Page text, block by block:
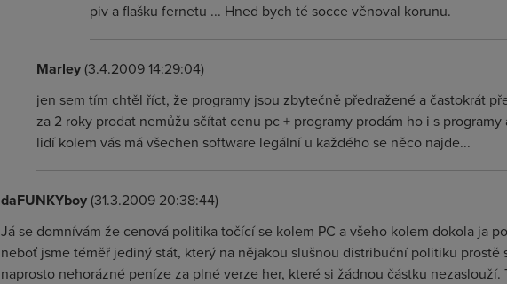
piv a flašku fernetu ... Hned bych té socce věnoval korunu.
Marley(3.4.2009 14:29:04)
jen sem tím chtěl říct, že programy jsou zbytečně předražené a častokrát
za 2 roky prodat nemůžu sčítat cenu pc + programy prodám ho i s
lidí kolem vás má všechen software legální u každého se něco najde...
daFUNKYboy(31.3.2009 20:38:44)
Já se domnívám že cenová politika točící se kolem PC a všeho kolem dokola ja
neboť jsme téměř jediný stát, který na nějakou slušnou distribuční politiku prostě
naprosto nehorázné peníze za plné verze her, které si žádnou částku